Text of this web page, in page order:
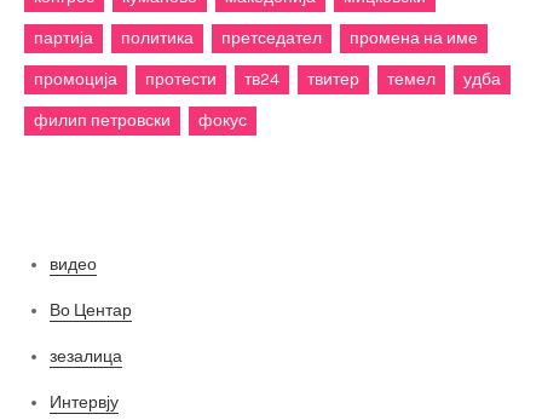
партија
политика претседател
промена на име
промоција
протести тв24 твитер темел
удба
филип петровски
фокус
видео
Во Центар
зезалица
Интервју